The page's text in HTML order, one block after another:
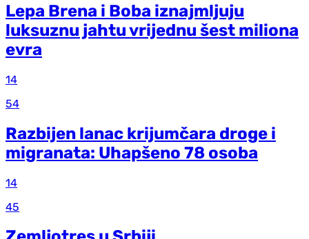
Lepa Brena i Boba iznajmljuju
luksuznu jahtu vrijednu šest miliona
evra
14
54
Razbijen lanac krijumčara droge i
migranata: Uhapšeno 78 osoba
14
45